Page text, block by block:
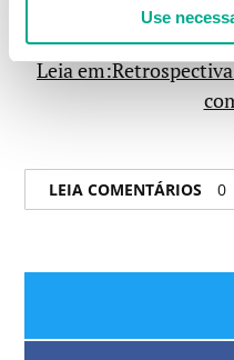
Use
Leia
LEIA COMENTÁRIOS 0